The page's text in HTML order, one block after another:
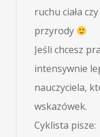
ruchu ciała
przyrody
Jeśli chcesz
intensywnie
nauczyciela,
wskazówek.
Cyklista pisze: